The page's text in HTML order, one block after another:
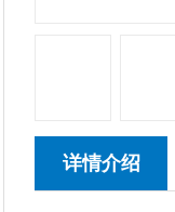
详情介绍